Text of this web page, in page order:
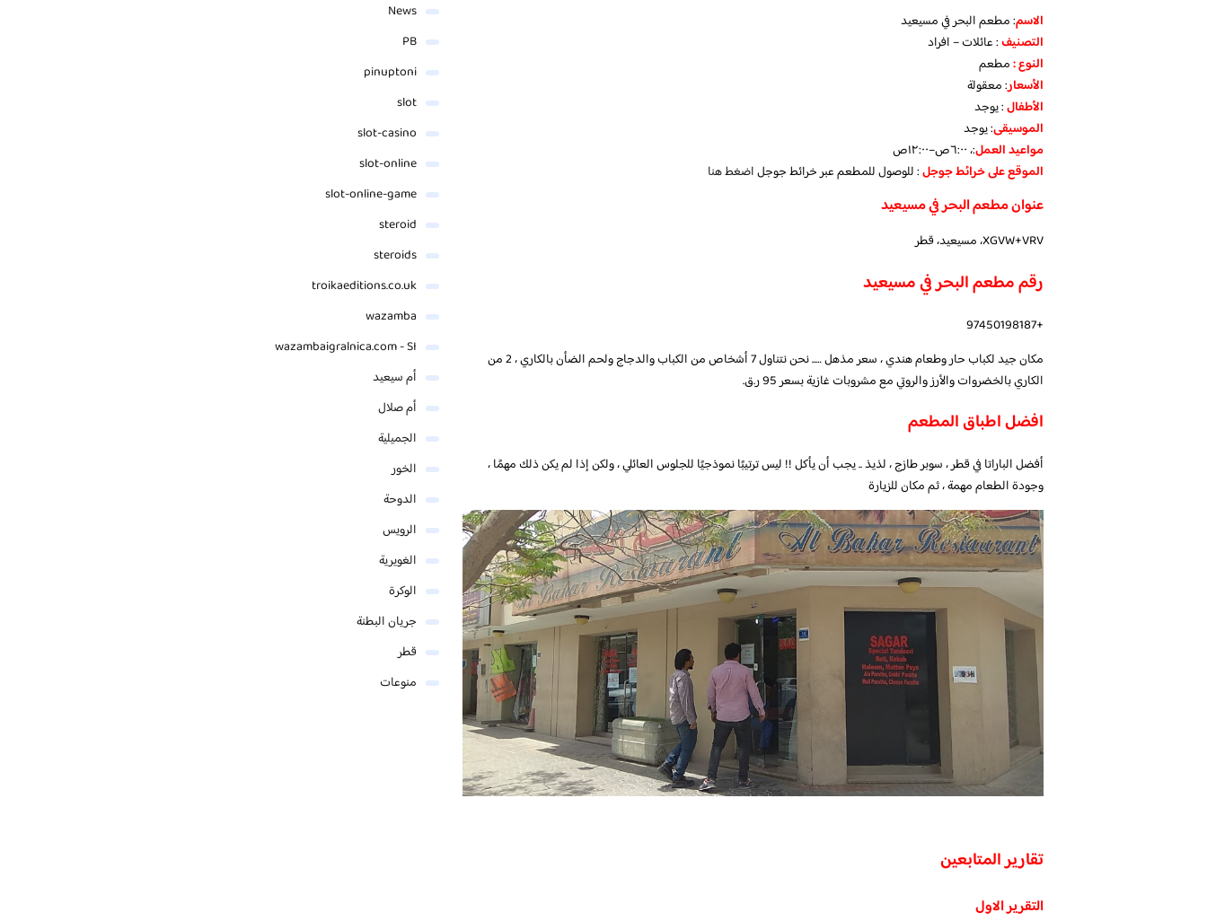
الاسم: مطعم البحر في مسيعيد
التصنيف: عائلات – افراد
النوع :مطعم
الأسعار:معقولة
الأطفال:يوجد
الموسيقى:يوجد
مواعيد العمل:، ٦:٠٠ص–١٢:٠٠ص
الموقع على خرائط جوجل: للوصول للمطعم عبر خرائط جوجلاضغط هنا
عنوان مطعم البحر في مسيعيد
XGVW+VRV، مسيعيد، قطر
رقم مطعم البحر في مسيعيد
+97450198187
مكان جيد لكباب حار وطعام هندي ، سعر مذهل ….. نحن نتناول 7 أشخاص من الكباب والدجاج ولحم الضأن بالكاري ، 2 من
الكاري بالخضروات والأرز والروتي مع مشروبات غازية بسعر 95 ر.ق.
افضل اطباق المطعم
أفضل الباراتا في قطر ، سوبر طازج ، لذيذ .. يجب أن يأكل !! ليس ترتيبًا نموذجيًا للجلوس العائلي ، ولكن إذا لم يكن ذلك مهمًا ،
وجودة الطعام مهمة ، ثم مكان للزيارة
تقارير المتابعين
التقرير الاول
News
PB
pinuptoni
slot
slot-casino
slot-online
slot-online-game
steroid
steroids
troikaeditions.co.uk
wazamba
wazambaigralnica.com - SI
أم سيعيد
أم صلال
الجميلية
الخور
الدوحة
الرويس
الغويرية
الوكرة
جريان البطنة
قطر
منوعات